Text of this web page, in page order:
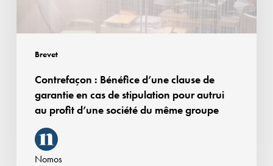
Brevet
de
stipulation
autrui
d’une
société
Contrefaçon : Bénéfice d’une clause de
garantie en cas de stipulation pour autrui
au profit d’une société du même groupe
Nomos